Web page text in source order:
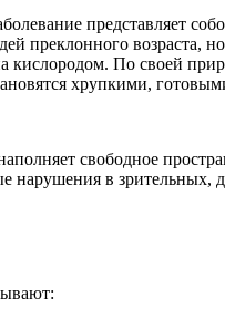
представляет
преклонного возраста,
кислородом. По своей
хрупкими,
свободное
нарушения в